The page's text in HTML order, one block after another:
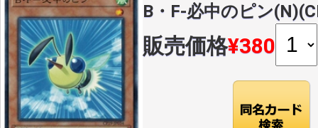
B・F-必中のピン
販売価格¥380